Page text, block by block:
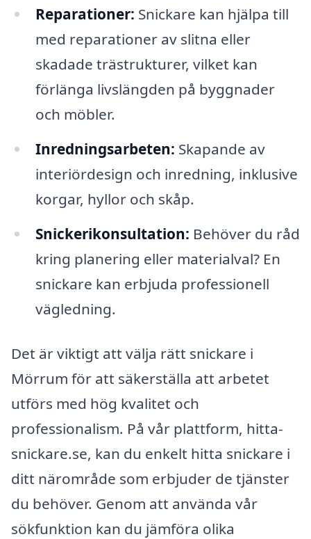
Reparationer: Snickare kan hjälpa till
med reparationer av slitna eller
skadade trästrukturer, vilket kan
förlänga livslängden på byggnader
och möbler.
Inredningsarbeten: Skapande av
interiördesign och inredning, inklusive
korgar, hyllor och skåp.
Snickerikonsultation: Behöver du råd
kring planering eller materialval? En
snickare kan erbjuda professionell
vägledning.
Det är viktigt att välja rätt snickare i
Mörrum för att säkerställa att arbetet
utförs med hög kvalitet och
professionalism. På vår plattform, hitta-
snickare.se, kan du enkelt hitta snickare i
ditt närområde som erbjuder de tjänster
du behöver. Genom att använda vår
sökfunktion kan du jämföra olika